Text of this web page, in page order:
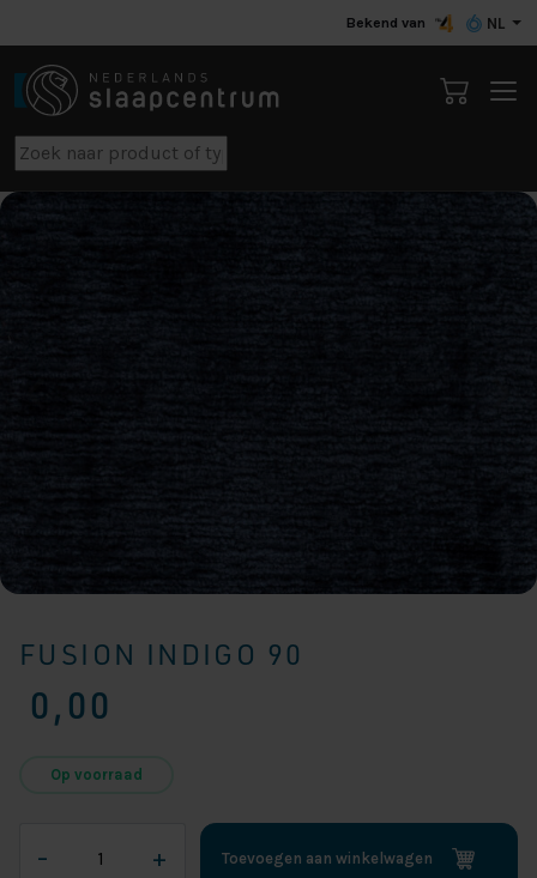
Bekend van NL
FUSION INDIGO 90
0,00
Op voorraad
–
Indigo
+ Toevoegen aan winkelwagen